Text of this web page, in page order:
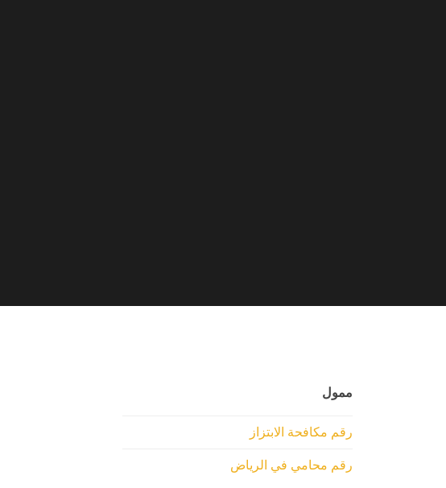
ممول
رقم مكافحة الابتزاز
رقم محامي في الرياض